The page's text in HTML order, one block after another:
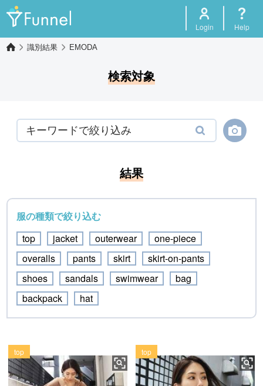
Login Help
識別結果 EMODA
検索対象
結果
服の種類で絞り込む
top jacket outerwear
one-piece
overalls
pants skirt
skirt-on-pants
shoes
sandals swimwear
bag
backpack
hat
top top